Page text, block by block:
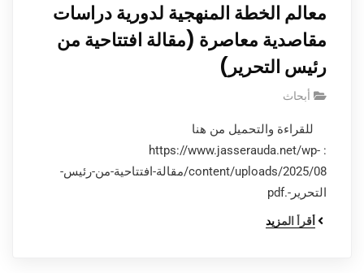
معالم الخطة المنهجية لدورية دراسات
مقاصدية معاصرة (مقالة افتتاحية من
رئيس التحرير)
أبحاث
للقراءة والتحميل من هنا
: https://www.jasserauda.net/wp-
content/uploads/2025/08/مقالة-افتتاحية-من-رئيس-
التحرير-.pdf
أقرأ المزيد